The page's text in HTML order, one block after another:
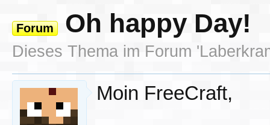
Forum Oh happy Day!
Dieses Thema im Forum '
Moin FreeCraft,